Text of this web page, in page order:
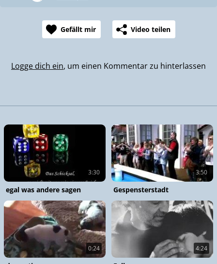
Gefällt mir Video teilen
Logge dich ein, um einen Kommentar zu hinterlassen
3:30
egal was andere sagen
3:50
Gespensterstadt
0:24 4:24